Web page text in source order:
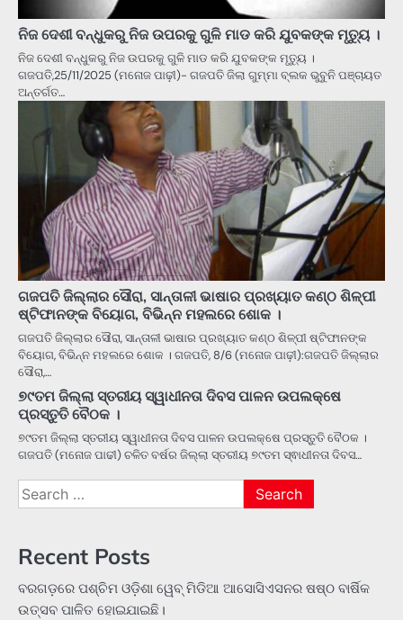
ନିଜ ଦେଶୀ ବନ୍ଧୁକରୁ ନିଜ ଉପରକୁ ଗୁଳି ମାଡ କରି ଯୁବକଙ୍କ ମୃତ୍ୟୁ ।
ନିଜ ଦେଶୀ ବନ୍ଧୁକରୁ ନିଜ ଉପରକୁ ଗୁଳି ମାଡ କରି ଯୁବକଙ୍କ ମୃତ୍ୟୁ ।
ଗଜପତି,25/11/2025 (ମନୋଜ ପାଢ଼ୀ)- ଗଜପତି ଜିଲା ଗୁମ୍ମା ବ୍ଲକ ଭୁବୁନି ପଞ୍ଚାୟତ
ଅନ୍ତର୍ଗତ…
ଗଜପତି ଜିଲ୍ଲାର ସୌରା, ସାନ୍ତାଳୀ ଭାଷାର ପ୍ରଖ୍ୟାତ କଣ୍ଠ ଶିଳ୍ପୀ
ଷ୍ଟିଫାନଙ୍କ ବିୟୋଗ, ବିଭିନ୍ନ ମହଲରେ ଶୋକ ।
ଗଜପତି ଜିଲ୍ଲାର ସୌରା, ସାନ୍ତାଳୀ ଭାଷାର ପ୍ରଖ୍ୟାତ କଣ୍ଠ ଶିଳ୍ପୀ ଷ୍ଟିଫାନଙ୍କ
ବିୟୋଗ, ବିଭିନ୍ନ ମହଲରେ ଶୋକ । ଗଜପତି, 8/6 (ମନୋଜ ପାଢ଼ୀ):ଗଜପତି ଜିଲ୍ଲାର
ସୌରା,…
୭୯ତମ ଜିଲ୍ଲା ସ୍ତରୀୟ ସ୍ୱାଧୀନତା ଦିବସ ପାଳନ ଉପଲକ୍ଷେ
ପ୍ରସ୍ତୁତି ବୈଠକ ।
୭୯ତମ ଜିଲ୍ଲା ସ୍ତରୀୟ ସ୍ୱାଧୀନତା ଦିବସ ପାଳନ ଉପଲକ୍ଷେ ପ୍ରସ୍ତୁତି ବୈଠକ ।
ଗଜପତି (ମନୋଜ ପାଢୀ) ଚଳିତ ବର୍ଷର ଜିଲ୍ଲା ସ୍ତରୀୟ ୭୯ତମ ସ୍ଵାଧୀନତା ଦିବସ…
Search
for:
Recent Posts
ବରଗଡ଼ରେ ପଶ୍ଚିମ ଓଡ଼ିଶା ୱେବ୍ ମିଡିଆ ଆସୋସିଏସନର ଷଷ୍ଠ ବାର୍ଷିକ
ଉତ୍ସବ ପାଳିତ ହୋଇଯାଇଛି।